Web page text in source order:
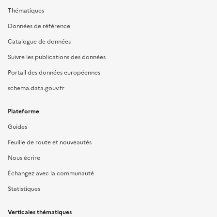
Thématiques
Données de référence
Catalogue de données
Suivre les publications des données
Portail des données européennes
schema.data.gouv.fr
Plateforme
Guides
Feuille de route et nouveautés
Nous écrire
Échangez avec la communauté
Statistiques
Verticales thématiques